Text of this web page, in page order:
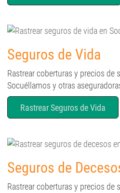
Seguros de Vida
Rastrear coberturas y precios de
Socuéllamos y otras
Rastrear Seguros de Vida
Seguros de
Rastrear coberturas y precios de